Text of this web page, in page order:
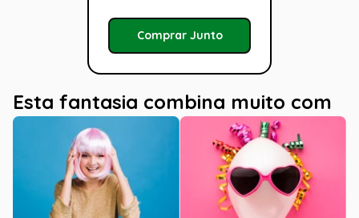
Comprar Junto
Esta fantasia combina muito com